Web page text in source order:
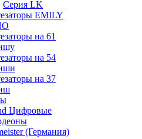
Серия LK
EMILY
на 61
на 54
на 37
Цифровые
(Германия)